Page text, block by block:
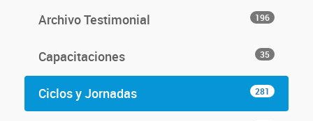
Archivo Testimonial 196
Capacitaciones 35
Ciclos y Jornadas 281